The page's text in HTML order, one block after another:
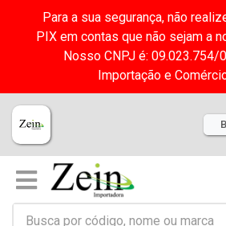
Para a sua segurança, não
PIX em contas que não sejam a
Nosso CNPJ é: 09.023.754/
Importação e